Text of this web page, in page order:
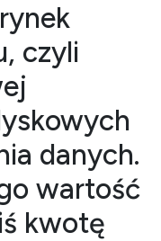
rynek
czyli
danych.
wartość
kwotę